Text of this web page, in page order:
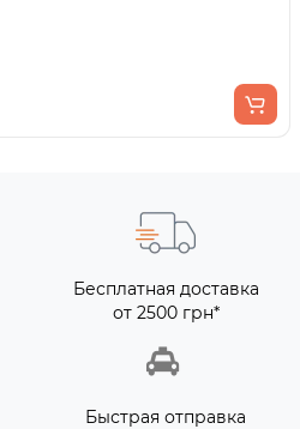
Бесплатная доставка
от 2500 грн*
Быстрая отправка